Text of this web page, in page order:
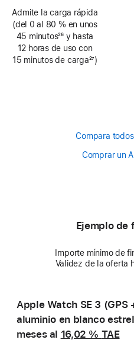
página
a
pie
de
página
Admite la carga rápida
(del 0 al 80 % en unos
45 minutos
Nota
26 y hasta
12 horas de uso con
15 minutos de carga27)
Compara
Comprar un
Ejemplo de
Importe mínimo de
Validez de la oferta
Apple Watch SE 3 (GPS
aluminio en blanco
meses al 16,02 % TAE